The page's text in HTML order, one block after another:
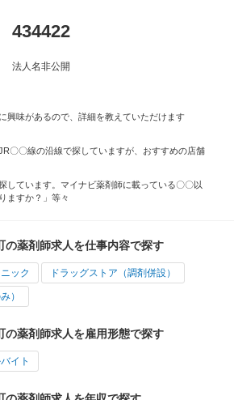
434422
法人名非公開
興味があるので、詳細を教えていただけます
〇〇線の沿線で探していますが、おすすめの店舗
しています。マイナビ薬剤師に載っている〇〇以
ますか？」等々
の薬剤師求人を仕事内容で探す
ック ドラッグストア（調剤併設）
）
の薬剤師求人を雇用形態で探す
イト